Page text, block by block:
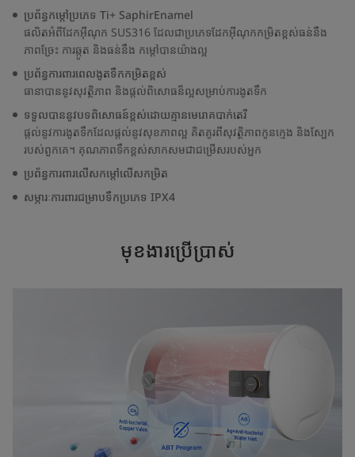
ប្រព័ន្ធកម្តៅប្រភេទ Ti+ SaphirEnamel
ផលិតអំពីដែកអ៊ីណុក SUS316 ដែលជាប្រភេទដែកអ៊ីណុកកម្រិតខ្ពស់ធន់នឹង
ភាពច្រែះ ការឆ្កូត និងធន់នឹង កម្តៅបានយ៉ាងល្អ
ប្រព័ន្ធការពារពេលងូតទឹកកម្រិតខ្ពស់
ធានាបាននូវសុវត្ថិភាព និងផ្តល់ពិសោធន៏ល្អសម្រាប់ការងូតទឹក
ទទួលបាននូវបទពិសោធន៍ខ្ពស់ដោយគ្មានមេរោគបាក់តេរី
ផ្តល់នូវការងូតទឹកដែលផ្តល់នូវសុខភាពល្អ គិតគូរពីសុវត្ថិភាពកូនក្មេង និងស្បែក
របស់ពួកគេ។ គុណភាពទឹកខ្ពស់សាកសមជាជម្រើសរបស់អ្នក
ប្រព័ន្ធការពារលើសកម្តៅលើសកម្រិត
សម្ភារៈការពារជម្រាបទឹកប្រភេទ IPX4
មុខងារប្រើប្រាស់